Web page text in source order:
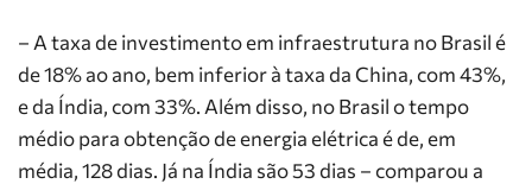
– A taxa de investimento em infraestrutura no Brasil é
de 18% ao ano, bem inferior à taxa da China, com 43%,
e da Índia, com 33%. Além disso, no Brasil o tempo
médio para obtenção de energia elétrica é de, em
média, 128 dias. Já na Índia são 53 dias – comparou a